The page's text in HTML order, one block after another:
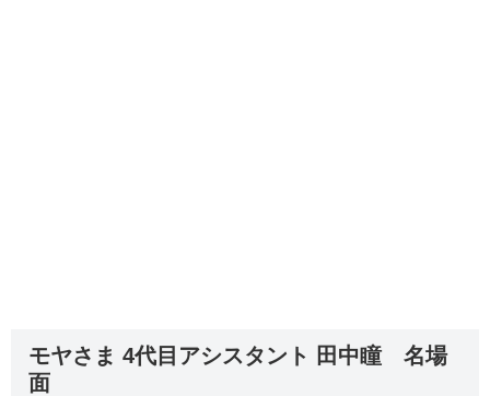
モヤさま 4代目アシスタント 田中瞳 名場
面